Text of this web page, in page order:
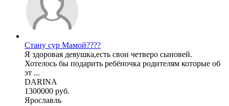
Стану сур Мамой????
Я здоровая девушка,есть свои четверо сыновей.
Хотелось бы подарить ребёночка родителям которые об
эт ...
DARINA
1300000 руб.
Ярославль